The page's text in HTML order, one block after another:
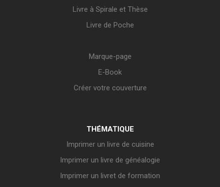
Livre à Spirale et Thèse
Livre de Poche
Marque-page
E-Book
Créer votre couverture
THÉMATIQUE
Imprimer un livre de cuisine
Imprimer un livre de généalogie
Imprimer un livret de formation